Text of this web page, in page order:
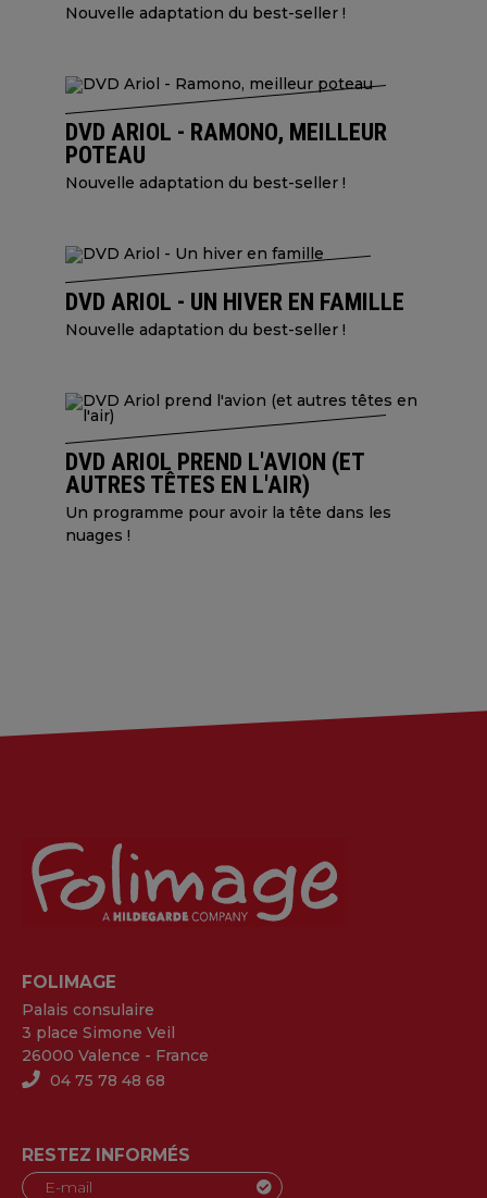
Nouvelle adaptation du best-seller !
DVD ARIOL - RAMONO, MEILLEUR
POTEAU
Nouvelle adaptation du best-seller !
DVD ARIOL - UN HIVER EN FAMILLE
Nouvelle adaptation du best-seller !
DVD ARIOL PREND L'AVION (ET
AUTRES TÊTES EN L'AIR)
Un programme pour avoir la tête dans les
nuages !
FOLIMAGE
Palais consulaire
3 place Simone Veil
26000 Valence - France
04 75 78 48 68
RESTEZ INFORMÉS